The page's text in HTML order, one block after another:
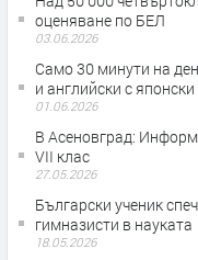
оценяване по БЕЛ
03.06.2026
Само 30 минути на
и английски с
01.06.2026
В Асеновград:
VII клас
27.05.2026
Български ученик
гимназисти в науката
18.05.2026